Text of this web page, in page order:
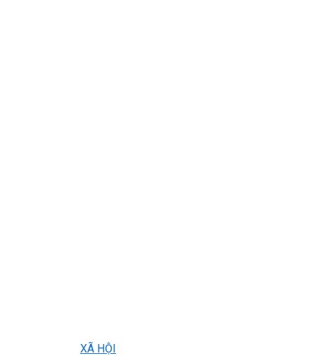
XÃ HỘI